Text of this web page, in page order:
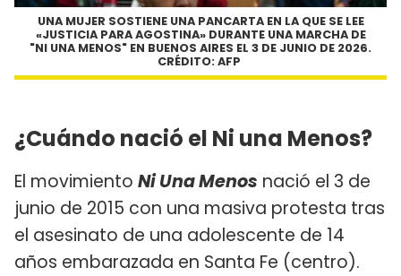
UNA MUJER SOSTIENE UNA PANCARTA EN LA QUE SE LEE
«JUSTICIA PARA AGOSTINA» DURANTE UNA MARCHA DE
"NI UNA MENOS" EN BUENOS AIRES EL 3 DE JUNIO DE 2026.
CRÉDITO: AFP
¿Cuándo nació el Ni una Menos?
El movimiento Ni Una Menos nació el 3 de
junio de 2015 con una masiva protesta tras
el asesinato de una adolescente de 14
años embarazada en Santa Fe (centro).